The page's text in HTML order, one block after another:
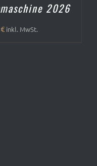
2026
€ inkl. MwSt.